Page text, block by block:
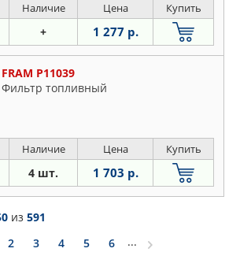
Наличие Цена Купить
+ 1 277 р.
FRAM P11039
Фильтр топливный
Наличие Цена Купить
4 шт. 1 703 р.
из 591
2 3 4 5 6 ...